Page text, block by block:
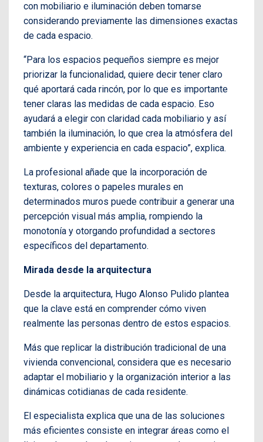
con mobiliario e iluminación deben tomarse
considerando previamente las dimensiones exactas
de cada espacio.
“Para los espacios pequeños siempre es mejor
priorizar la funcionalidad, quiere decir tener claro
qué aportará cada rincón, por lo que es importante
tener claras las medidas de cada espacio. Eso
ayudará a elegir con claridad cada mobiliario y así
también la iluminación, lo que crea la atmósfera del
ambiente y experiencia en cada espacio”, explica.
La profesional añade que la incorporación de
texturas, colores o papeles murales en
determinados muros puede contribuir a generar una
percepción visual más amplia, rompiendo la
monotonía y otorgando profundidad a sectores
específicos del departamento.
Mirada desde la arquitectura
Desde la arquitectura, Hugo Alonso Pulido plantea
que la clave está en comprender cómo viven
realmente las personas dentro de estos espacios.
Más que replicar la distribución tradicional de una
vivienda convencional, considera que es necesario
adaptar el mobiliario y la organización interior a las
dinámicas cotidianas de cada residente.
El especialista explica que una de las soluciones
más eficientes consiste en integrar áreas como el